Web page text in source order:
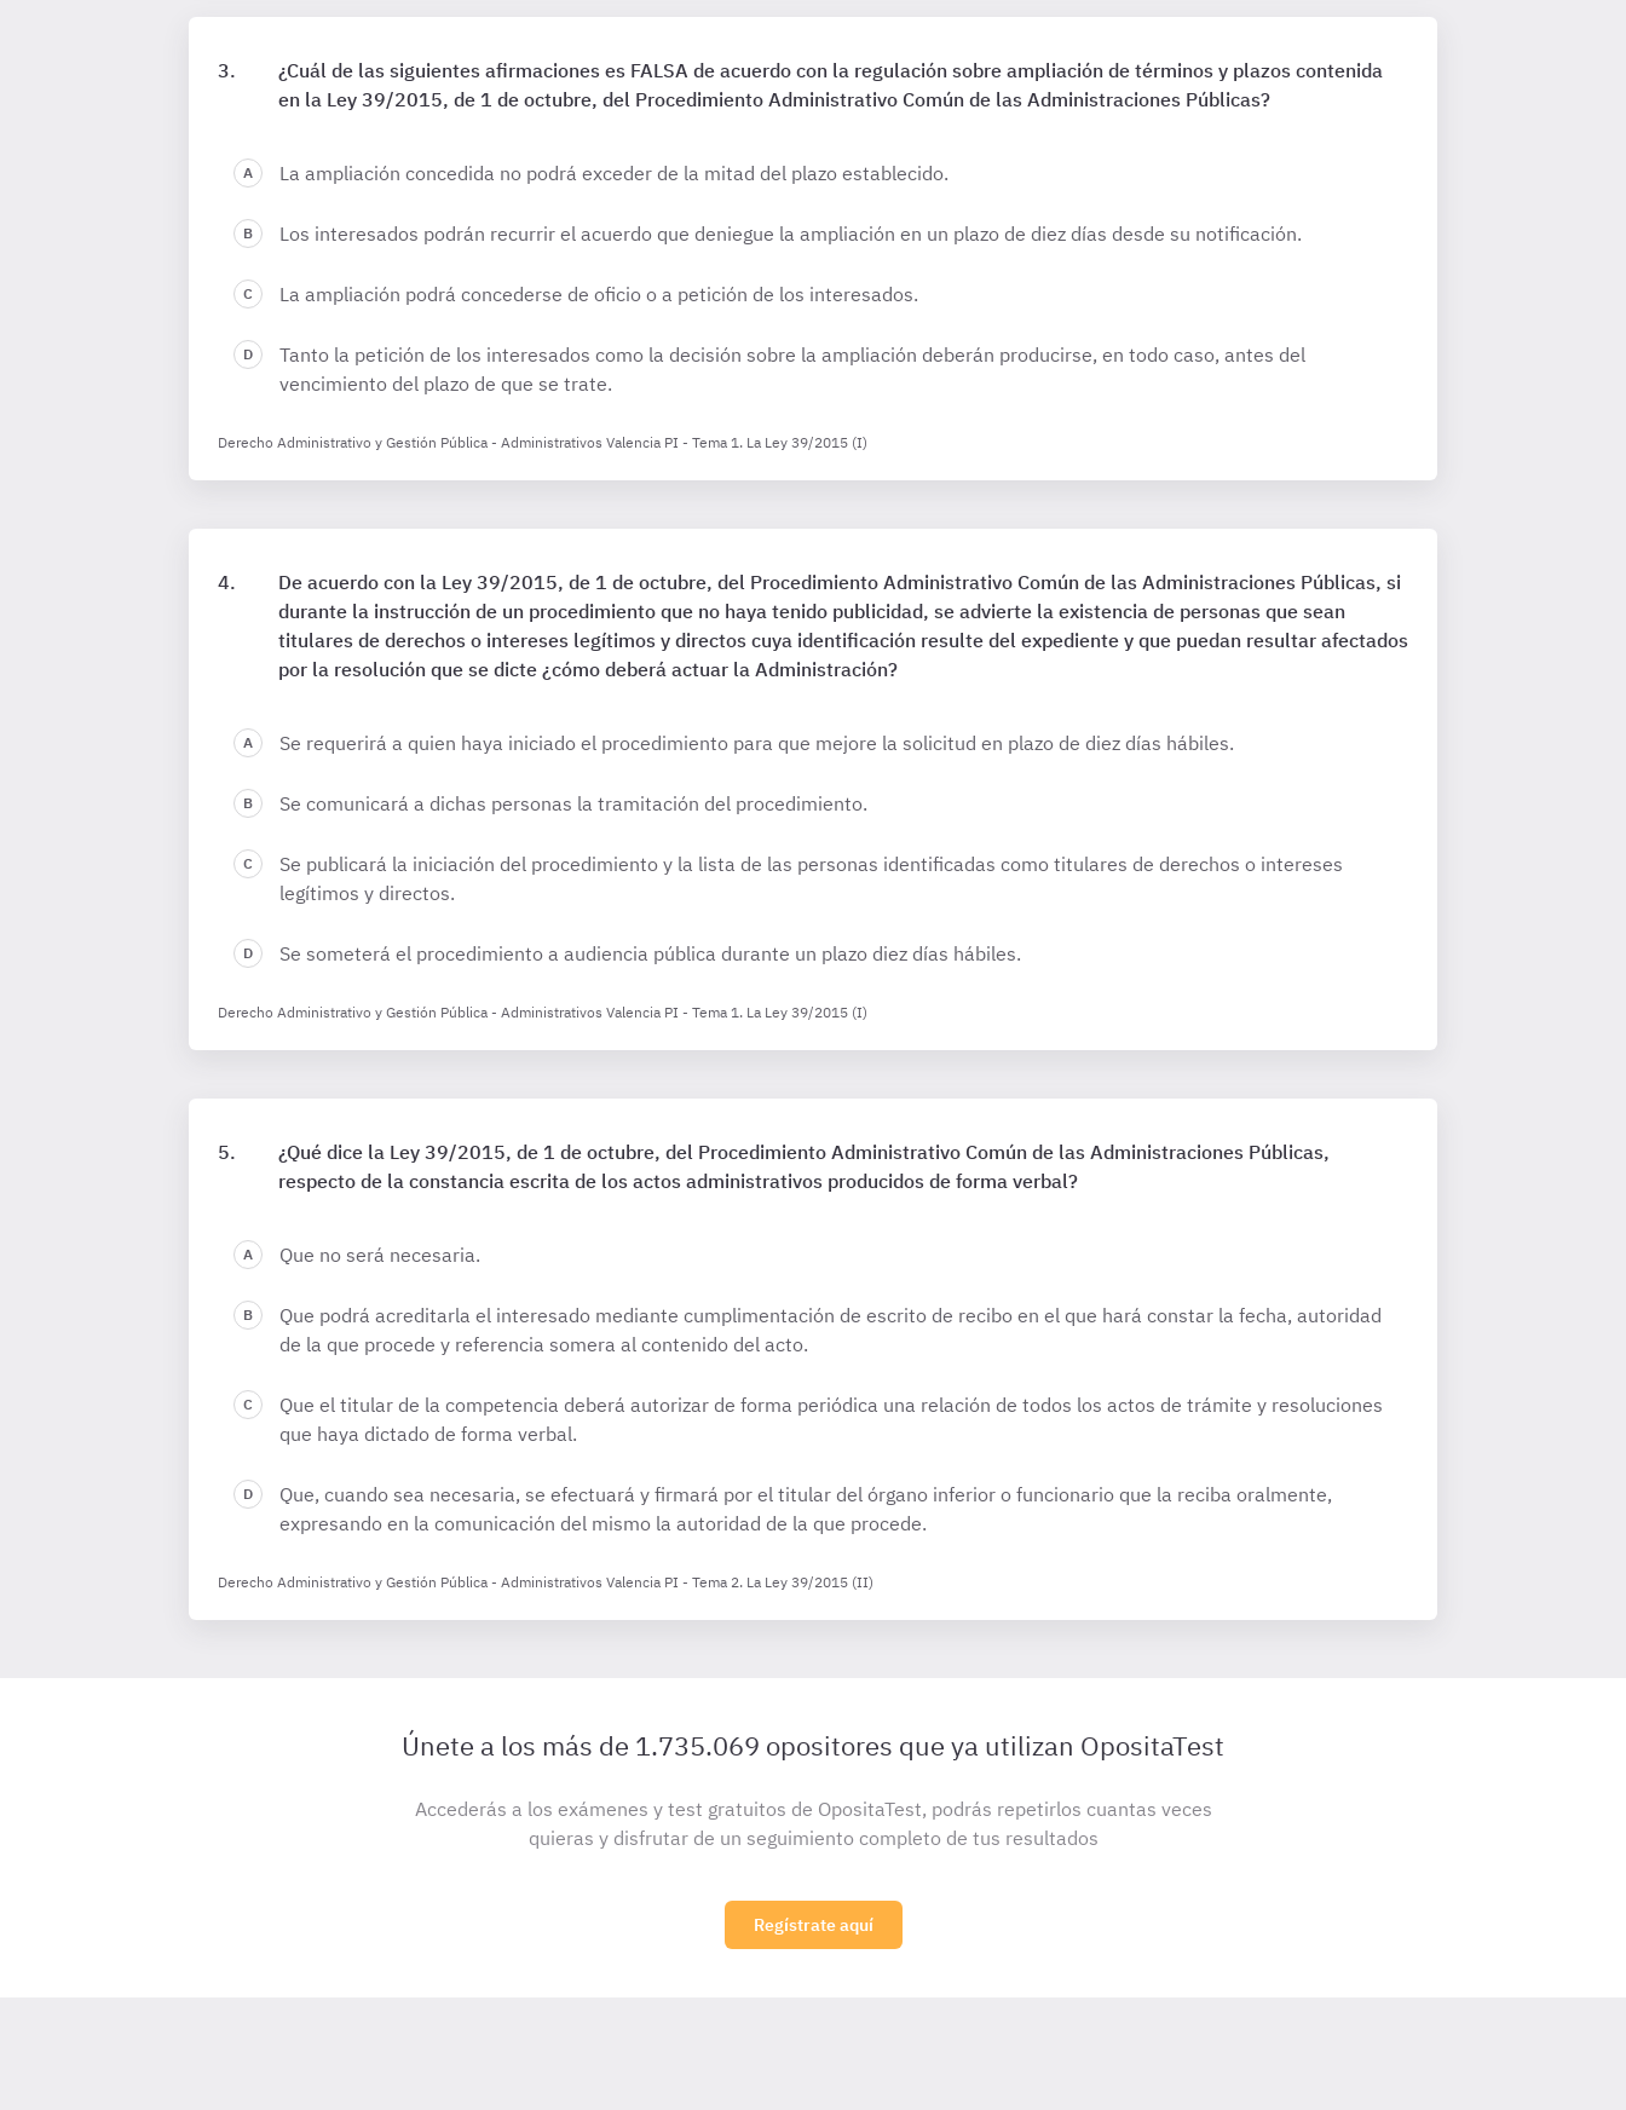
¿Cuál de las siguientes afirmaciones es FALSA de acuerdo con la regulación sobre ampliación de términos y plazos contenida
en la Ley 39/2015, de 1 de octubre, del Procedimiento Administrativo Común de las Administraciones Públicas?
La ampliación concedida no podrá exceder de la mitad del plazo establecido.
Los interesados podrán recurrir el acuerdo que deniegue la ampliación en un plazo de diez días desde su notificación.
La ampliación podrá concederse de oficio o a petición de los interesados.
Tanto la petición de los interesados como la decisión sobre la ampliación deberán producirse, en todo caso, antes del
vencimiento del plazo de que se trate.
Derecho Administrativo y Gestión Pública - Administrativos Valencia PI - Tema 1. La Ley 39/2015 (I)
De acuerdo con la Ley 39/2015, de 1 de octubre, del Procedimiento Administrativo Común de las Administraciones Públicas, si
durante la instrucción de un procedimiento que no haya tenido publicidad, se advierte la existencia de personas que sean
titulares de derechos o intereses legítimos y directos cuya identificación resulte del expediente y que puedan resultar afectados
por la resolución que se dicte ¿cómo deberá actuar la Administración?
Se requerirá a quien haya iniciado el procedimiento para que mejore la solicitud en plazo de diez días hábiles.
Se comunicará a dichas personas la tramitación del procedimiento.
Se publicará la iniciación del procedimiento y la lista de las personas identificadas como titulares de derechos o intereses
legítimos y directos.
Se someterá el procedimiento a audiencia pública durante un plazo diez días hábiles.
Derecho Administrativo y Gestión Pública - Administrativos Valencia PI - Tema 1. La Ley 39/2015 (I)
¿Qué dice la Ley 39/2015, de 1 de octubre, del Procedimiento Administrativo Común de las Administraciones Públicas,
respecto de la constancia escrita de los actos administrativos producidos de forma verbal?
Que no será necesaria.
Que podrá acreditarla el interesado mediante cumplimentación de escrito de recibo en el que hará constar la fecha, autoridad
de la que procede y referencia somera al contenido del acto.
Que el titular de la competencia deberá autorizar de forma periódica una relación de todos los actos de trámite y resoluciones
que haya dictado de forma verbal.
Que, cuando sea necesaria, se efectuará y firmará por el titular del órgano inferior o funcionario que la reciba oralmente,
expresando en la comunicación del mismo la autoridad de la que procede.
Derecho Administrativo y Gestión Pública - Administrativos Valencia PI - Tema 2. La Ley 39/2015 (II)
Únete a los más de 1.735.069 opositores que ya utilizan OpositaTest
Accederás a los exámenes y test gratuitos de OpositaTest, podrás repetirlos cuantas veces
quieras y disfrutar de un seguimiento completo de tus resultados
Regístrate aquí